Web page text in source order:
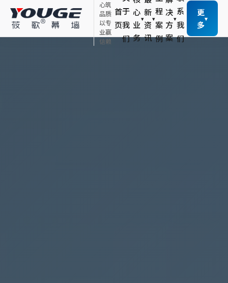
心筑
品质
以专
业赢
信赖
首
页
于
我
们
心
业
务
▾
新
资
讯
▾
程
案
例
决
方
案
▾
系
我
们
更
多
▾